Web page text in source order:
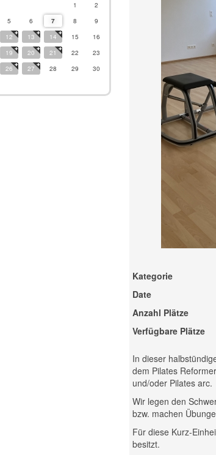
Kategorie
Date
Anzahl Plätze
Verfügbare Plätze
In dieser
dem Pilates
und/oder Pilates arc.
Wir legen den
bzw. machen
Für diese Kurz-
besitzt.
1
2
5 6 7 8
9
12 13 14 15
16
19 20 21 22
23
26 27 28 29
30